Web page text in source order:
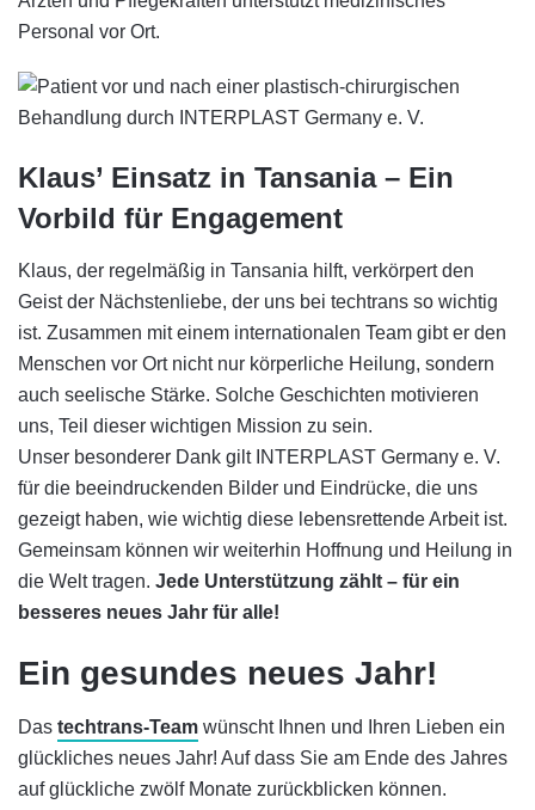
Klaus’ Einsatz in Tansania – Ein
Vorbild für Engagement
Klaus, der regelmäßig in Tansania hilft, verkörpert den
Geist der Nächstenliebe, der uns bei techtrans so wichtig
ist. Zusammen mit einem internationalen Team gibt er den
Menschen vor Ort nicht nur körperliche Heilung, sondern
auch seelische Stärke. Solche Geschichten motivieren
uns, Teil dieser wichtigen Mission zu sein.
Unser besonderer Dank gilt INTERPLAST Germany e. V.
für die beeindruckenden Bilder und Eindrücke, die uns
gezeigt haben, wie wichtig diese lebensrettende Arbeit ist.
Gemeinsam können wir weiterhin Hoffnung und Heilung in
die Welt tragen. Jede Unterstützung zählt – für ein
besseres neues Jahr für alle!
Ein gesundes neues Jahr!
Das techtrans-Team wünscht Ihnen und Ihren Lieben ein
glückliches neues Jahr! Auf dass Sie am Ende des Jahres
auf glückliche zwölf Monate zurückblicken können.